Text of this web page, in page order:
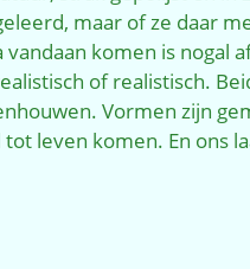
maar of ze daar
komen is nogal
of realistisch.
Vormen zijn
leven komen. En ons